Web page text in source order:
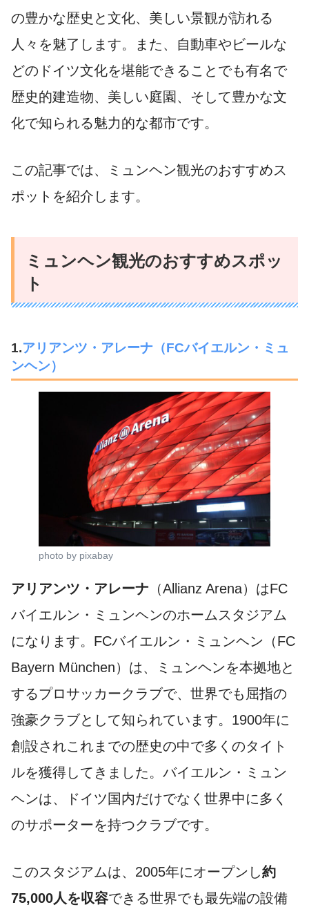
の豊かな歴史と文化、美しい景観が訪れる
人々を魅了します。また、自動車やビールな
どのドイツ文化を堪能できることでも有名で
歴史的建造物、美しい庭園、そして豊かな文
化で知られる魅力的な都市です。
この記事では、ミュンヘン観光のおすすめス
ポットを紹介します。
ミュンヘン観光のおすすめスポッ
ト
1.アリアンツ・アレーナ（FCバイエルン・ミュ
ンヘン）
photo by pixabay
アリアンツ・アレーナ （Allianz Arena）はFC
バイエルン・ミュンヘンのホームスタジアム
になります。FCバイエルン・ミュンヘン（FC
Bayern München）は、ミュンヘンを本拠地と
するプロサッカークラブで、世界でも屈指の
強豪クラブとして知られています。1900年に
創設されこれまでの歴史の中で多くのタイト
ルを獲得してきました。バイエルン・ミュン
ヘンは、ドイツ国内だけでなく世界中に多く
のサポーターを持つクラブです。
このスタジアムは、2005年にオープンし約
75,000人を収容できる世界でも最先端の設備